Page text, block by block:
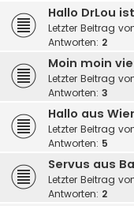
Hallo DrLou
Letzter Beitrag
Antworten: 2
Moin moin
Letzter Beitrag
Antworten: 3
Hallo aus
Letzter Beitrag
Antworten: 5
Servus aus
Letzter Beitrag
Antworten: 2